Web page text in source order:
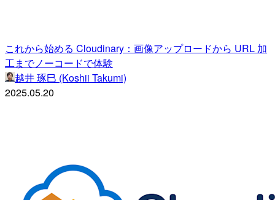
これから始める Cloudinary：画像アップロードから URL 加
工までノーコードで体験
越井 琢巳 (Koshii Takumi)
2025.05.20